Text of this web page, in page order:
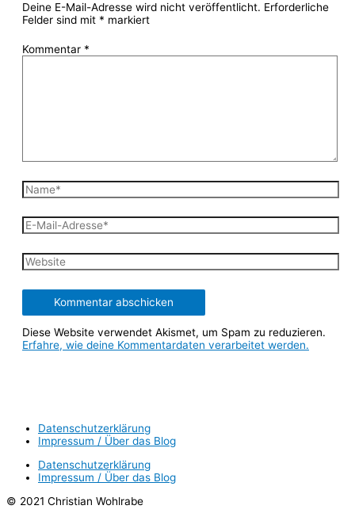
Deine E-Mail-Adresse wird nicht veröffentlicht. Erforderliche
Felder sind mit * markiert
Kommentar *
Diese Website verwendet Akismet, um Spam zu reduzieren.
Erfahre, wie deine Kommentardaten verarbeitet werden.
Datenschutzerklärung
Impressum / Über das Blog
Datenschutzerklärung
Impressum / Über das Blog
© 2021 Christian Wohlrabe